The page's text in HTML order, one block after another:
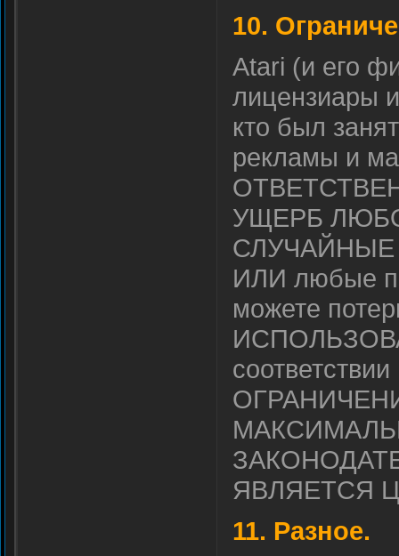
10.
Atari (и его
лицензиары
кто был
рекламы и
УЩЕРБ
ИЛИ любые
можете
ЯВЛЯЕТСЯ
11. Разное.